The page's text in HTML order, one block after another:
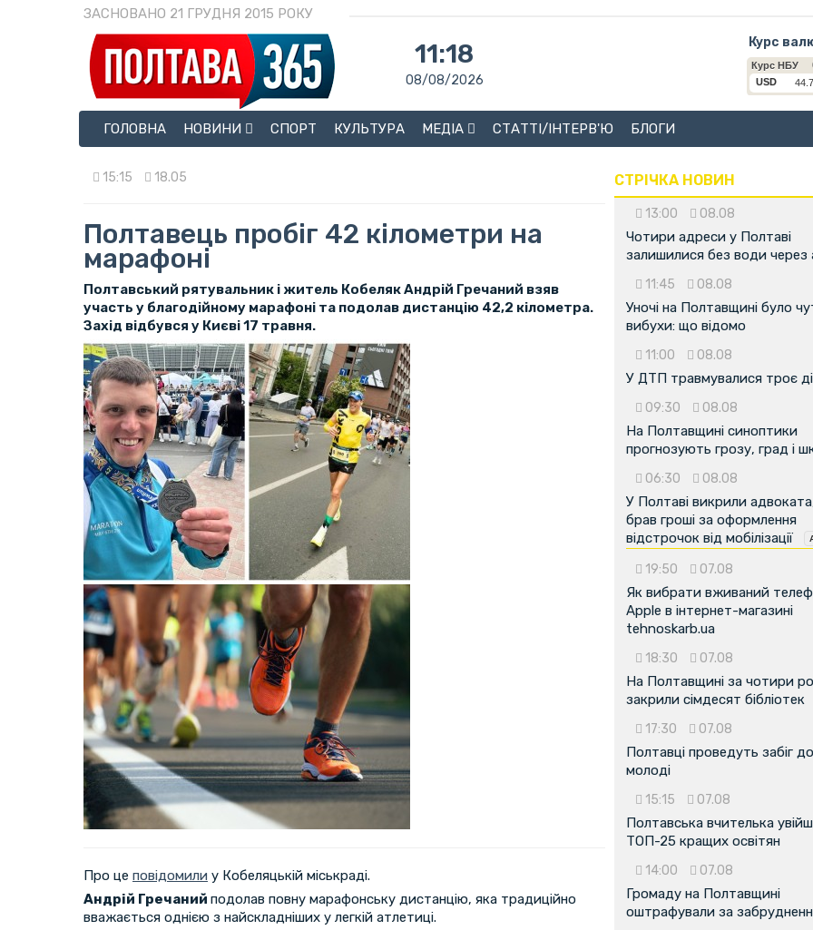
ЗАСНОВАНО 21 ГРУДНЯ 2015 РОКУ
11:18
08/08/2026
Курс
ГОЛОВНА
НОВИНИ СПОРТ КУЛЬТУРА МЕДІА СТАТТІ/ІНТЕРВ'Ю БЛОГИ
15:15 18.05
Полтавець пробіг 42 кілометри на
марафоні
Полтавський рятувальник і житель Кобеляк Андрій Гречаний взяв
участь у благодійному марафоні та подолав дистанцію 42,2 кілометра.
Захід відбувся у Києві 17 травня.
Про це повідомили у Кобеляцькій міськраді.
Андрій Гречаний подолав повну марафонську дистанцію, яка традиційно
вважається однією з найскладніших у легкій атлетиці.
СТРІЧКА НОВИН
13:00 08.08
Чотири адреси у Полтаві
залишилися без води через
11:45 08.08
Уночі на Полтавщині було
вибухи: що відомо
11:00 08.08
У ДТП травмувалися троє
09:30 08.08
На Полтавщині синоптики
прогнозують грозу, град і
06:30 08.08
У Полтаві викрили
брав гроші за оформлення
відстрочок від мобілізації
19:50 07.08
Як вибрати вживаний
Apple в інтернет-магазині
tehnoskarb.ua
18:30 07.08
На Полтавщині за чотири
закрили сімдесят бібліотек
17:30 07.08
Полтавці проведуть забіг
молоді
15:15 07.08
Полтавська вчителька
ТОП-25 кращих освітян
14:00 07.08
Громаду на Полтавщині
оштрафували за